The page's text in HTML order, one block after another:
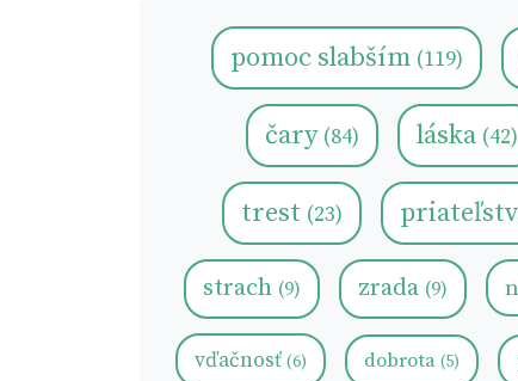
pomoc slabším (119)
čary (84) láska (42)
trest (23)
strach (9) zrada (9)
vďačnosť (6) dobrota (5)